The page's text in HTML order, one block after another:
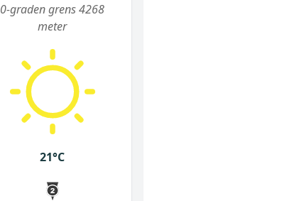
0-graden grens 4268
meter
21°C